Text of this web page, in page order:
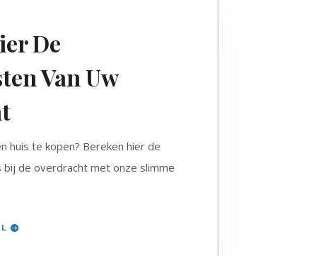
De
Van Uw
huis te kopen? Bereken hier de
de overdracht met onze slimme